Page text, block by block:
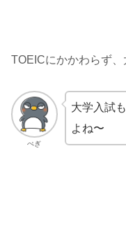
TOEICにかかわらず、
ぺぎ
大学入試
よね〜